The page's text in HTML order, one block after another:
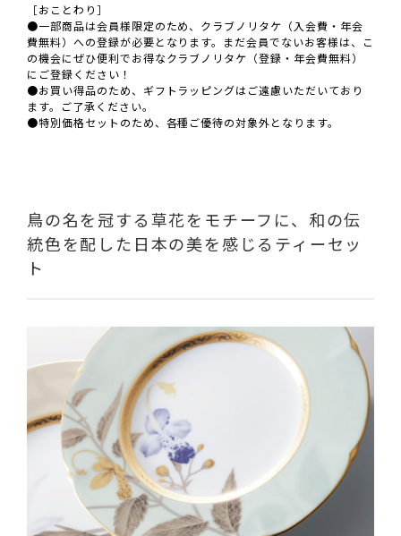
［おことわり］
●一部商品は会員様限定のため、クラブノリタケ（入会費・年会
費無料）への登録が必要となります。まだ会員でないお客様は、こ
の機会にぜひ便利でお得なクラブノリタケ（登録・年会費無料）
にご登録ください！
●お買い得品のため、ギフトラッピングはご遠慮いただいており
ます。ご了承ください。
●特別価格セットのため、各種ご優待の対象外となります。
鳥の名を冠する草花をモチーフに、和の伝
統色を配した日本の美を感じるティーセッ
ト